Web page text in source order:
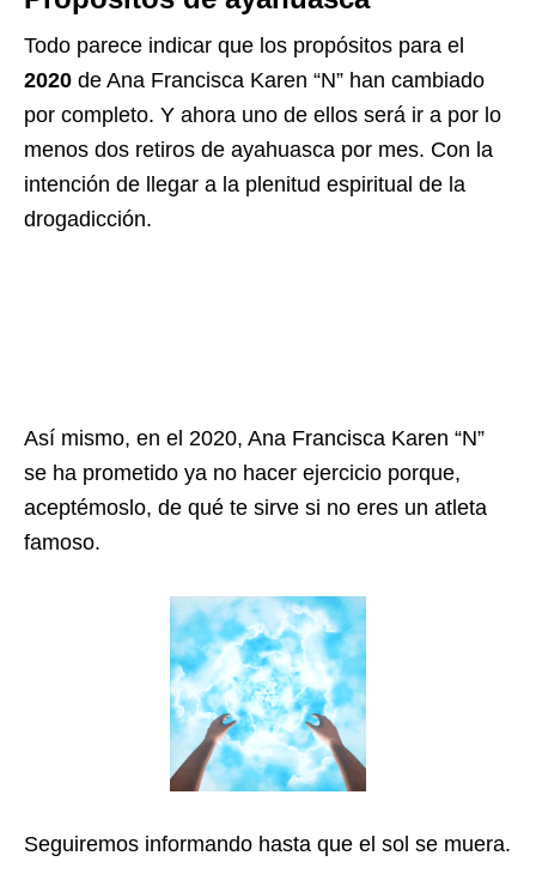
Todo parece indicar que los propósitos para el
2020 de Ana Francisca Karen “N” han cambiado
por completo. Y ahora uno de ellos será ir a por lo
menos dos retiros de ayahuasca por mes. Con la
intención de llegar a la plenitud espiritual de la
drogadicción.
Así mismo, en el 2020, Ana Francisca Karen “N”
se ha prometido ya no hacer ejercicio porque,
aceptémoslo, de qué te sirve si no eres un atleta
famoso.
Seguiremos informando hasta que el sol se muera.